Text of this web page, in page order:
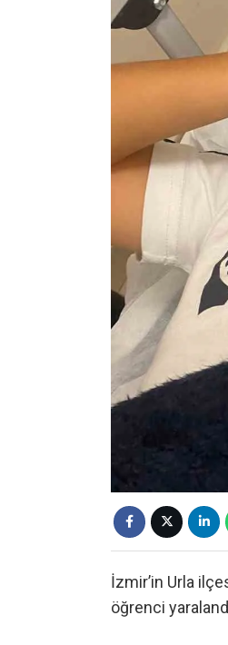
İzmir’in Urla
öğrenci